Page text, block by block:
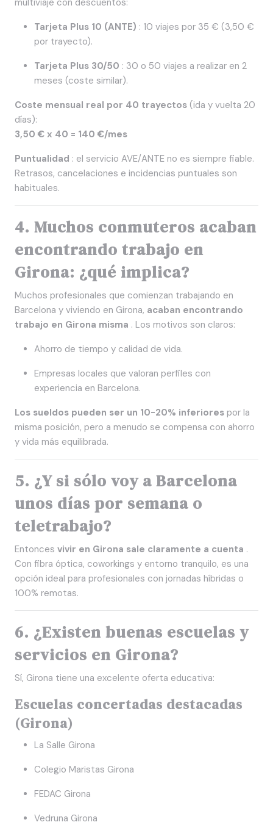
multiviaje con descuentos:
Tarjeta Plus 10 (ANTE) : 10 viajes por 35 € (3,50 €
por trayecto).
Tarjeta Plus 30/50 : 30 o 50 viajes a realizar en 2
meses (coste similar).
Coste mensual real por 40 trayectos (ida y vuelta 20
días):
3,50 € x 40 = 140 €/mes
Puntualidad : el servicio AVE/ANTE no es siempre fiable.
Retrasos, cancelaciones e incidencias puntuales son
habituales.
4. Muchos conmuteros acaban
encontrando trabajo en
Girona: ¿qué implica?
Muchos profesionales que comienzan trabajando en
Barcelona y viviendo en Girona, acaban encontrando
trabajo en Girona misma . Los motivos son claros:
Ahorro de tiempo y calidad de vida.
Empresas locales que valoran perfiles con
experiencia en Barcelona.
Los sueldos pueden ser un 10-20% inferiores por la
misma posición, pero a menudo se compensa con ahorro
y vida más equilibrada.
5. ¿Y si sólo voy a Barcelona
unos días por semana o
teletrabajo?
Entonces vivir en Girona sale claramente a cuenta .
Con fibra óptica, coworkings y entorno tranquilo, es una
opción ideal para profesionales con jornadas híbridas o
100% remotas.
6. ¿Existen buenas escuelas y
servicios en Girona?
Sí, Girona tiene una excelente oferta educativa:
Escuelas concertadas destacadas
(Girona)
La Salle Girona
Colegio Maristas Girona
FEDAC Girona
Vedruna Girona